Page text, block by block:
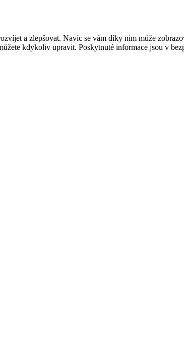
a zlepšovat. Navíc se vám díky nim může
kdykoliv upravit. Poskytnuté informace jsou v